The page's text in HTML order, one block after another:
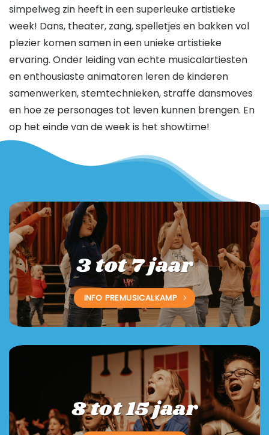
simpelweg zin heeft in een superleuke artistieke
week! Dans, theater, zang, spelletjes en bakken vol
plezier komen samen in een unieke artistieke
ervaring. Onder leiding van echte musicalartiesten
en enthousiaste animatoren leren de kinderen
samenwerken, stemtechnieken, straffe dansmoves
en hoe ze personages tot leven kunnen brengen. En
op het einde van de week is het showtime!
3 tot 7 jaar
INFO PREMUSICALKAMP
8 tot 15 jaar